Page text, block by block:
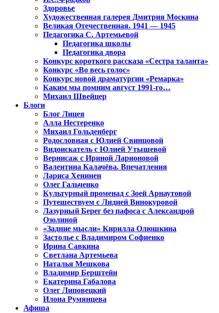
Здоровье
Художественная галерея Дмитрия Москина
Великая Отечественная. 1941 — 1945
Педагогика С. Артемьевой
Педагогика школы
Педагогика двора
Конкурс короткого рассказа «Сестра таланта»
Конкурс «Во весь голос»
Конкурс новой драматургии «Ремарка»
Каким мы помним август 1991-го…
Михаил Швейцер
Блоги
Блог Лицея
Алла Нестеренко
Михаил Гольденберг
Родословная с Юлией Свинцовой
Видоискатель с Юлией Утышевой
Вернисаж с Ириной Ларионовой
Валентина Калачёва. Впечатления
Лариса Хенинен
Олег Гальченко
Культурный променад с Зоей Арнаутовой
Путешествуем с Лидией Винокуровой
Лазурный Берег без пафоса с Александрой
Озолиной
«Задние мысли» Кирилла Олюшкина
Застолье с Владимиром Софиенко
Ирина Савкина
Светлана Артемьева
Наталья Мешкова
Владимир Берштейн
Екатерина Габалова
Олег Липовецкий
Илона Румянцева
Афиша